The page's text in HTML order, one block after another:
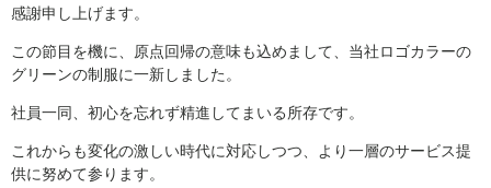
感謝申し上げます。
この節目を機に、原点回帰の意味も込めまして、当社ロゴカラーの
グリーンの制服に一新しました。
社員一同、初心を忘れず精進してまいる所存です。
これからも変化の激しい時代に対応しつつ、より一層のサービス提
供に努めて参ります。